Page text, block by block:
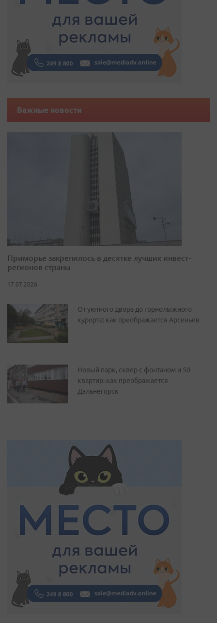
Важные новости
Приморье закрепилось в десятке лучших инвест-
регионов страны
17.07.2026
От уютного двора до горнолыжного
курорта: как преображается Арсеньев
Новый парк, сквер с фонтаном и 50
квартир: как преображается
Дальнегорск